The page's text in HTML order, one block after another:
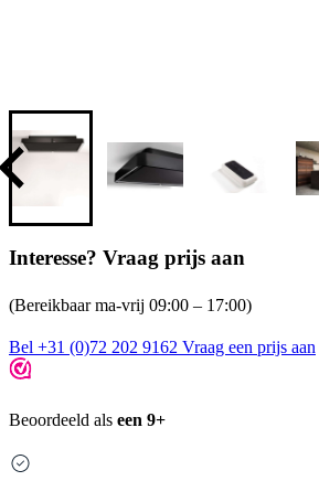
Interesse? Vraag prijs aan
(Bereikbaar ma-vrij 09:00 – 17:00)
Bel +31 (0)72 202 9162 Vraag een prijs aan
Beoordeeld als een 9+